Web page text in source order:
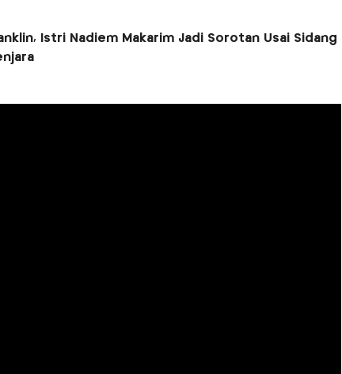
Istri Nadiem Makarim Jadi Sorotan Usai Sidang